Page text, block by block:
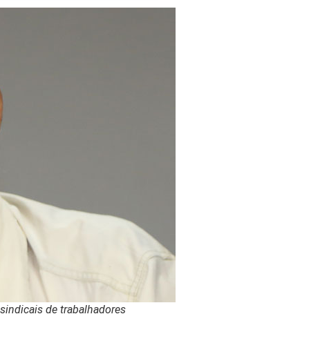
de trabalhadores